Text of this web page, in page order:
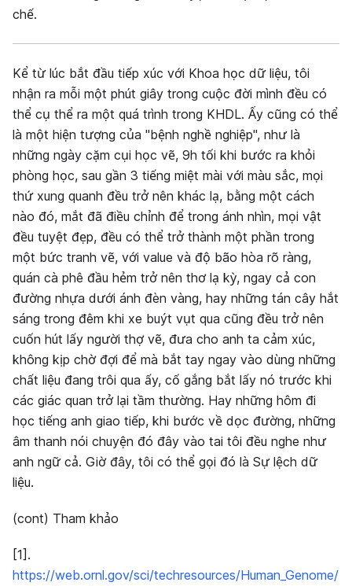
chế.
Kể từ lúc bắt đầu tiếp xúc với Khoa học dữ liệu, tôi
nhận ra mỗi một phút giây trong cuộc đời mình đều có
thể cụ thể ra một quá trình trong KHDL. Ấy cũng có thể
là một hiện tượng của "bệnh nghề nghiệp", như là
những ngày cặm cụi học vẽ, 9h tối khi bước ra khỏi
phòng học, sau gần 3 tiếng miệt mài với màu sắc, mọi
thứ xung quanh đều trở nên khác lạ, bằng một cách
nào đó, mắt đã điều chỉnh để trong ánh nhìn, mọi vật
đều tuyệt đẹp, đều có thể trở thành một phần trong
một bức tranh vẽ, với value và độ bão hòa rõ ràng,
quán cà phê đầu hẻm trở nên thơ lạ kỳ, ngay cả con
đường nhựa dưới ánh đèn vàng, hay những tán cây hắt
sáng trong đêm khi xe buýt vụt qua cũng đều trở nên
cuốn hút lấy người thợ vẽ, đưa cho anh ta cảm xúc,
không kịp chờ đợi để mà bắt tay ngay vào dùng những
chất liệu đang trôi qua ấy, cố gắng bắt lấy nó trước khi
các giác quan trở lại tầm thường. Hay những hôm đi
học tiếng anh giao tiếp, khi bước về dọc đường, những
âm thanh nói chuyện đó đây vào tai tôi đều nghe như
anh ngữ cả. Giờ đây, tôi có thể gọi đó là Sự lệch dữ
liệu.
(cont) Tham khảo
[1] .
https://web.ornl.gov/sci/techresources/Human_Genome/